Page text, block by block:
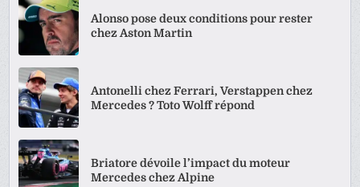
Alonso pose deux conditions pour rester
chez Aston Martin
Antonelli chez Ferrari, Verstappen chez
Mercedes ? Toto Wolff répond
Briatore dévoile l’impact du moteur
Mercedes chez Alpine